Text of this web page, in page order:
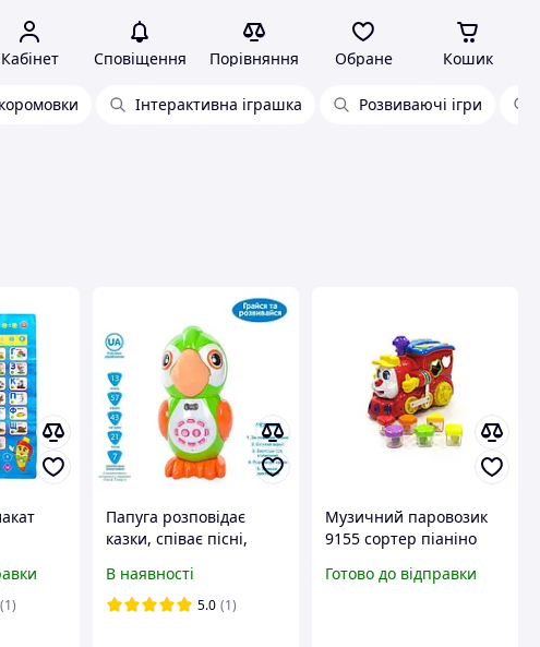
Кабінет Сповіщення Порівняння Обране Кошик
Інтерактивна іграшка Розвиваючі ігри
(1)
Папуга розповідає
казки, співає пісні,
сенсорний на
Українькій мові
В наявності
5.0 (1)
Музичний паровозик
9155 сортер піаніно
мова)
Готово до відправки